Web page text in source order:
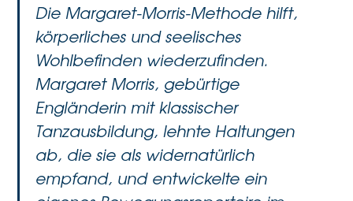
Die Margaret-Morris-Methode hilft,
körperliches und seelisches
Wohlbefinden wiederzufinden.
Margaret Morris, gebürtige
Engländerin mit klassischer
Tanzausbildung, lehnte Haltungen
ab, die sie als widernatürlich
empfand, und entwickelte ein